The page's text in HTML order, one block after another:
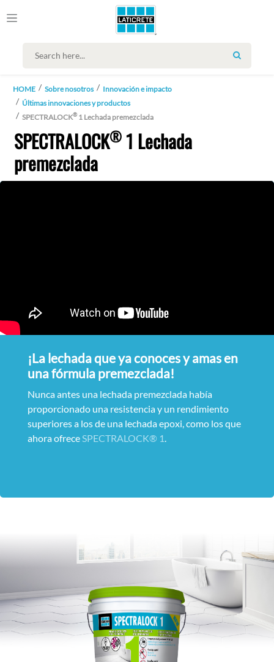
SEARCH
HOME Sobre nosotros
Innovación e impacto
Últimas innovaciones y productos
SPECTRALOCK® 1 Lechada premezclada
SPECTRALOCK® 1 Lechada
premezclada
¡La lechada que ya conoces y amas en
una fórmula premezclada!
Nunca antes una lechada premezclada había
proporcionado una resistencia y un rendimiento
superiores a los de una lechada epoxi, como los que
ahora ofreceSPECTRALOCK® 1.